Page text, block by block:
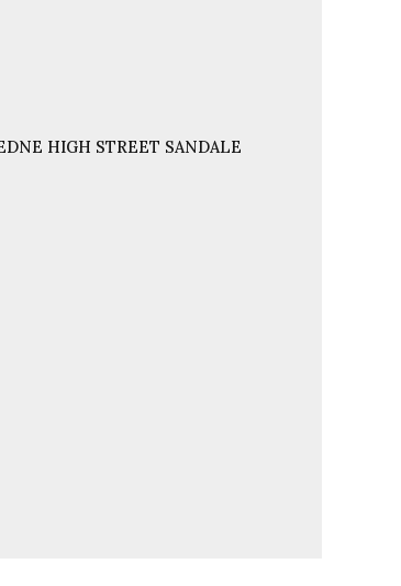
HIGH STREET SANDALE